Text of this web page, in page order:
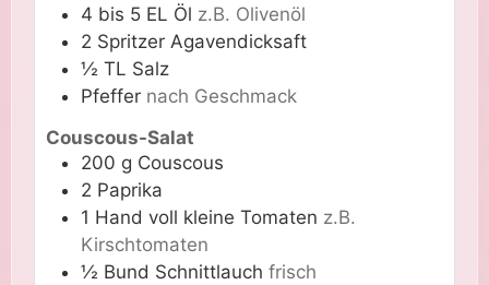
4 bis 5 EL Öl z.B. Olivenöl
2 Spritzer Agavendicksaft
½ TL Salz
Pfeffer nach Geschmack
Couscous-Salat
200 g Couscous
2 Paprika
1 Hand voll kleine Tomaten z.B.
Kirschtomaten
½ Bund Schnittlauch frisch